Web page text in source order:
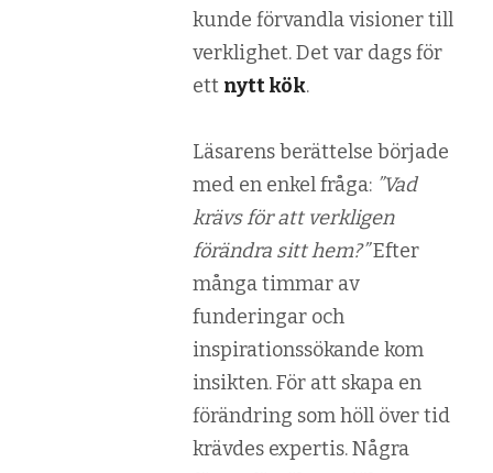
kunde förvandla visioner till
verklighet. Det var dags för
ett nytt kök.
Läsarens berättelse började
med en enkel fråga: ”Vad
krävs för att verkligen
förändra sitt hem?”Efter
många timmar av
funderingar och
inspirationssökande kom
insikten. För att skapa en
förändring som höll över tid
krävdes expertis. Några